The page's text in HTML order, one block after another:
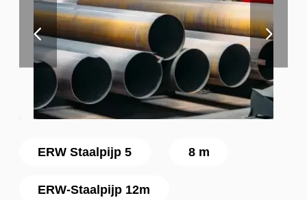
ERW Staalpijp 5 8 m
ERW-Staalpijp 12m